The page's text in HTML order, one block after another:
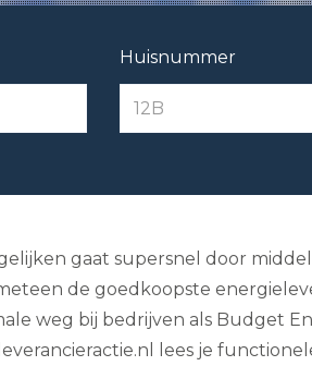
Huisnummer
gaat supersnel door
de goedkoopste
weg bij bedrijven als Budget
lees je